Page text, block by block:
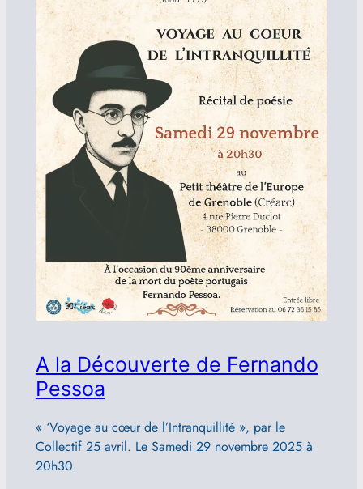
A la Découverte de Fernando
Pessoa
« ‘Voyage au cœur de l’Intranquillité », par le
Collectif 25 avril. Le Samedi 29 novembre 2025 à
20h30.